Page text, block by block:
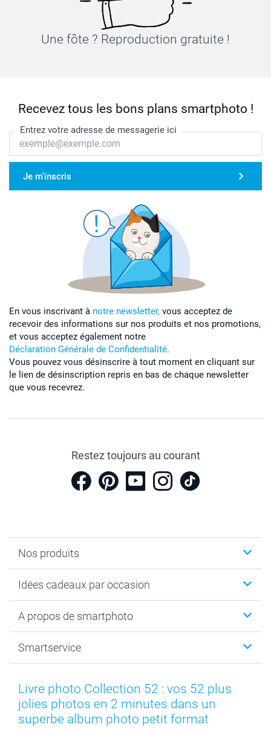
Une fôte ? Reproduction gratuite !
Recevez tous les bons plans smartphoto !
Entrez votre adresse de messagerie ici
Je m'inscris
En vous inscrivant à notre newsletter, vous acceptez de
recevoir des informations sur nos produits et nos promotions,
et vous acceptez également notre
Déclaration Générale de Confidentialité.
Vous pouvez vous désinscrire à tout moment en cliquant sur
le lien de désinscription repris en bas de chaque newsletter
que vous recevrez.
Restez toujours au courant
Nos produits
Calendrier photo & Agenda photo
Tirage photo & agrandissement
Faire-part & Cartes
Coques smartphone
Stickers & Etiquettes
Cadres photo & accessoires déco
Idées cadeaux par occasion
Anniversaire
Naissance & baptême
Fête des Mères
Fête des Pères
Communion
A propos de smartphoto
Plan du site
Droit de rétraction
Plaintes
Vie privée
Smartservice
Aide
smartbonus
smartfriends
Livre photo Collection 52 : vos 52 plus
jolies photos en 2 minutes dans un
superbe album photo petit format